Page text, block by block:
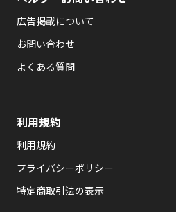
広告掲載について
お問い合わせ
よくある質問
利用規約
利用規約
プライバシーポリシー
特定商取引法の表示